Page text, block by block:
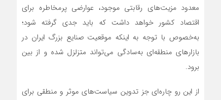
معدود مزیت‌های رقابتی موجود، عوارضی پرمخاطره برای
اقتصاد کشور خواهد داشت که باید جدی گرفته شود؛
به‌خصوص با توجه به اینکه موقعیت صنایع بزرگ ایران در
بازارهای منطقه‌ای به‌سادگی می‌تواند متزلزل شده و از بین
برود.
از این رو چاره‌ای جز تدوین سیاست‌های موثر و منطقی برای